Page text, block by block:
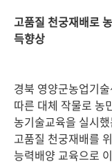
고품질 천궁재배로
득향상
경북 영양군농업기
따른 대체 작물로 농
농기술교육을 실시
고품질 천궁재배를
능력배양 교육으로